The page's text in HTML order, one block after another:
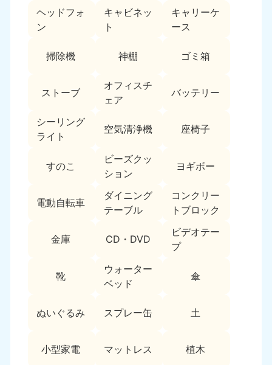
ヘッドフォ
ン
キャビネッ
ト
キャリーケ
ース
掃除機 神棚 ゴミ箱
ストーブ
オフィスチ
ェア
バッテリー
シーリング
ライト
空気清浄機 座椅子
すのこ
ビーズクッ
ション
ヨギボー
電動自転車
ダイニング
テーブル
コンクリー
トブロック
金庫 CD・DVD
ビデオテー
プ
靴
ウォーター
ベッド
傘
ぬいぐるみ スプレー缶 土
小型家電 マットレス 植木
福島県
050-1881-5271
東京都
050-1881-5265
9:00〜19:00 年中無休
神奈川県
050-1881-5268
9:00〜19:00 年中無休
050-1881-5266
9:00〜19:00 年中無休
栃木県
050-1881-5270
茨城県
050-1881-5269
9:00〜19:00 年中無休
050-1881-5267
9:00〜19:00 年中無休
050-1881-5255
9:00〜19:00 年中無休
050-1881-5259
9:00〜19:00 年中無休